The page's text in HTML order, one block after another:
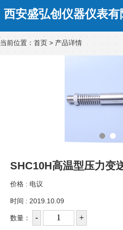
西安盛弘创仪器仪表有
当前位置： 首页 > 产品详情
SHC10H高温型压力变
价格 : 电议
时间 : 2019.10.09
数量：